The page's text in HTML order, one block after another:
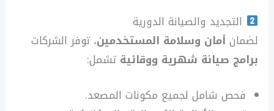
التجديد والصيانة الدورية
لضمان أمان وسلامة المستخدمين، توفر الشركات
برامج صيانة شهرية ووقائية تشمل:
فحص شامل لجميع مكونات المصعد.